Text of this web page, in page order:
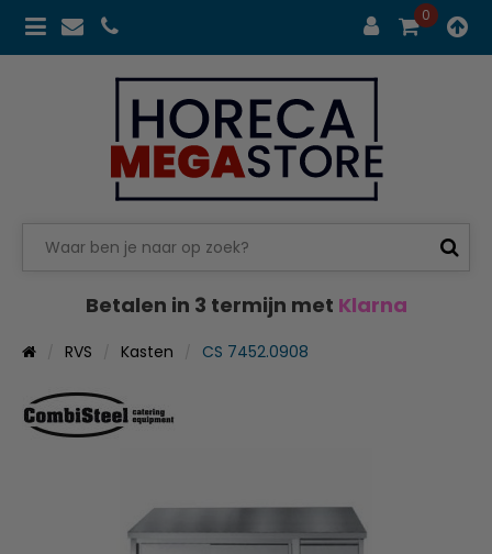
0
Betalen in 3 termijn met Klarna
RVS Kasten CS 7452.0908